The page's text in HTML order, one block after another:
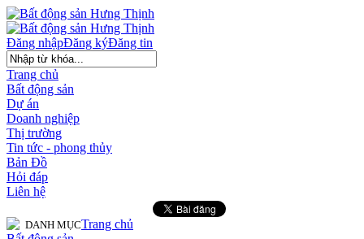
Đăng ký
Đăng nhập Đăng tin
Trang chủ
Bất động sản
Dự án
Doanh nghiệp
Thị trường
Tin tức - phong thủy
Bản Đồ
Hỏi đáp
Liên hệ
DANH MỤCTrang chủ